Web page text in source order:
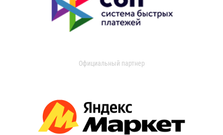
Официальный партнер